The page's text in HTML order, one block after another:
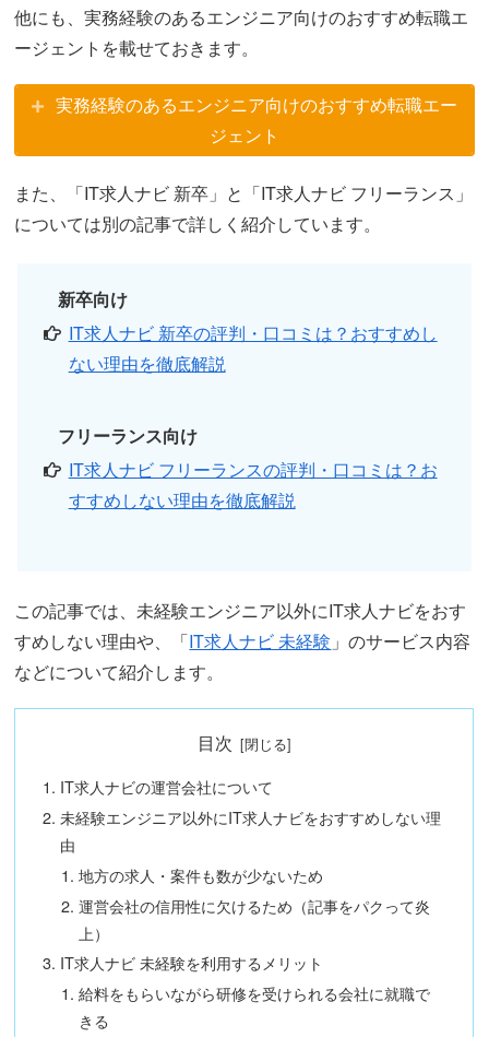
他にも、実務経験のあるエンジニア向けのおすすめ転職エ
ージェントを載せておきます。
実務経験のあるエンジニア向けのおすすめ転職エー
ジェント
また、「IT求人ナビ 新卒」と「IT求人ナビ フリーランス」
については別の記事で詳しく紹介しています。
新卒向け
IT求人ナビ 新卒の評判・口コミは？おすすめし
ない理由を徹底解説
フリーランス向け
IT求人ナビ フリーランスの評判・口コミは？お
すすめしない理由を徹底解説
この記事では、未経験エンジニア以外にIT求人ナビをおす
すめしない理由や、「IT求人ナビ 未経験 」のサービス内容
などについて紹介します。
目次
IT求人ナビの運営会社について
未経験エンジニア以外にIT求人ナビをおすすめしない理
由
地方の求人・案件も数が少ないため
運営会社の信用性に欠けるため（記事をパクって炎
上）
IT求人ナビ 未経験を利用するメリット
給料をもらいながら研修を受けられる会社に就職で
きる